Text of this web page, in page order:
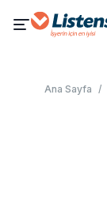
Ana Sayfa /